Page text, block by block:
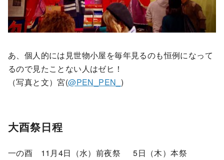
あ、個人的には見世物小屋を毎年見るのも恒例になって
るので見たことない人はゼヒ！
（写真と文）宮(@PEN_PEN_ )
大酉祭日程
一の酉 11月4日（水）前夜祭 5日（木）本祭